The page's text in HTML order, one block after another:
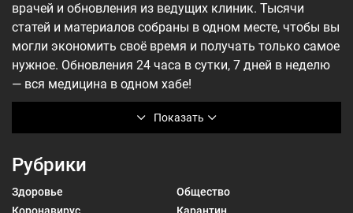
Показать
врачей и обновления из ведущих клиник. Тысячи
статей и материалов собраны в одном месте, чтобы вы
могли экономить своё время и получать только самое
нужное. Обновления 24 часа в сутки, 7 дней в неделю
— вся медицина в одном хабе!
Рубрики
Здоровье
Общество